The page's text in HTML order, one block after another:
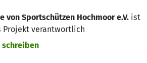
von Sportschützen Hochmoor e.V. ist
Projekt verantwortlich
schreiben